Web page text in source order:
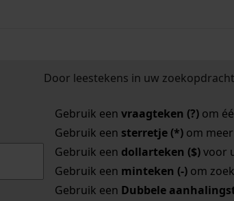
Door leestekens in uw
Gebruik een vraagteken (?)om
Gebruik een sterretje (*)om meer
Gebruik een dollarteken ($)voor
Gebruik een minteken (-)om
Gebruik een Dubbele